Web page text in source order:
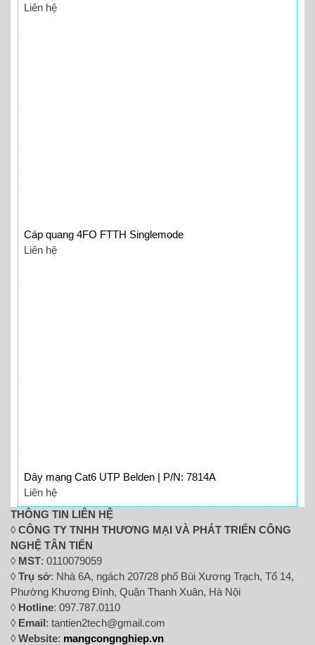
Liên hệ
Cáp quang 4FO FTTH Singlemode
Liên hệ
Dây mạng Cat6 UTP Belden | P/N: 7814A
Liên hệ
THÔNG TIN LIÊN HỆ
◊CÔNG TY TNHH THƯƠNG MẠI VÀ PHÁT TRIỂN CÔNG
NGHỆ TÂN TIẾN
◊ MST: 0110079059
◊Trụ sở: Nhà 6A, ngách 207/28 phố Bùi Xương Trạch, Tổ 14,
Phường Khương Đình, Quận Thanh Xuân, Hà Nội
◊ Hotline: 097.787.0110
◊ Email: tantien2tech@gmail.com
◊Website: mangcongnghiep.vn